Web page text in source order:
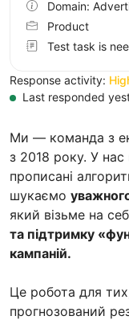
Ми — команда з
з 2018 року. У нас
прописані
шукаємо
який візьме на
та підтримку
кампаній.
Це робота для
прогнозований
Domain:
Product
Test task is
Response activity:
Last responded